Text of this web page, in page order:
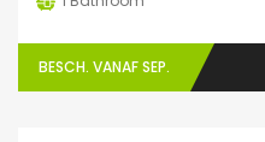
BESCH. VANAF SEP.